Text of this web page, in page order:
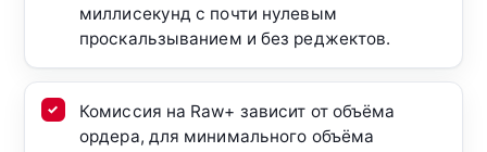
миллисекунд с почти нулевым
проскальзыванием и без реджектов.
Комиссия на Raw+ зависит от объёма
ордера, для минимального объёма